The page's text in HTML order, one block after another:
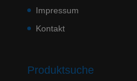
Impressum
Kontakt
Produktsuche